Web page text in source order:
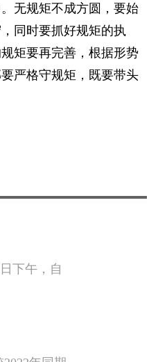
无规矩不成方圆，要始
同时要抓好规矩的执
矩要再完善，根据形势
严格守规矩，既要带头
下午，自